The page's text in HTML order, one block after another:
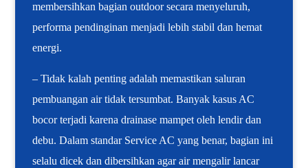
membersihkan bagian outdoor secara menyeluruh,
performa pendinginan menjadi lebih stabil dan hemat
energi.
– Tidak kalah penting adalah memastikan saluran
pembuangan air tidak tersumbat. Banyak kasus AC
bocor terjadi karena drainase mampet oleh lendir dan
debu. Dalam standar Service AC yang benar, bagian ini
selalu dicek dan dibersihkan agar air mengalir lancar